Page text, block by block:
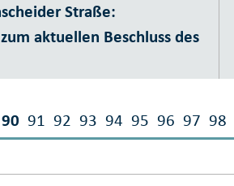
90 91 92 93 94 95 96 97 98
Straße:
aktuellen Beschluss des